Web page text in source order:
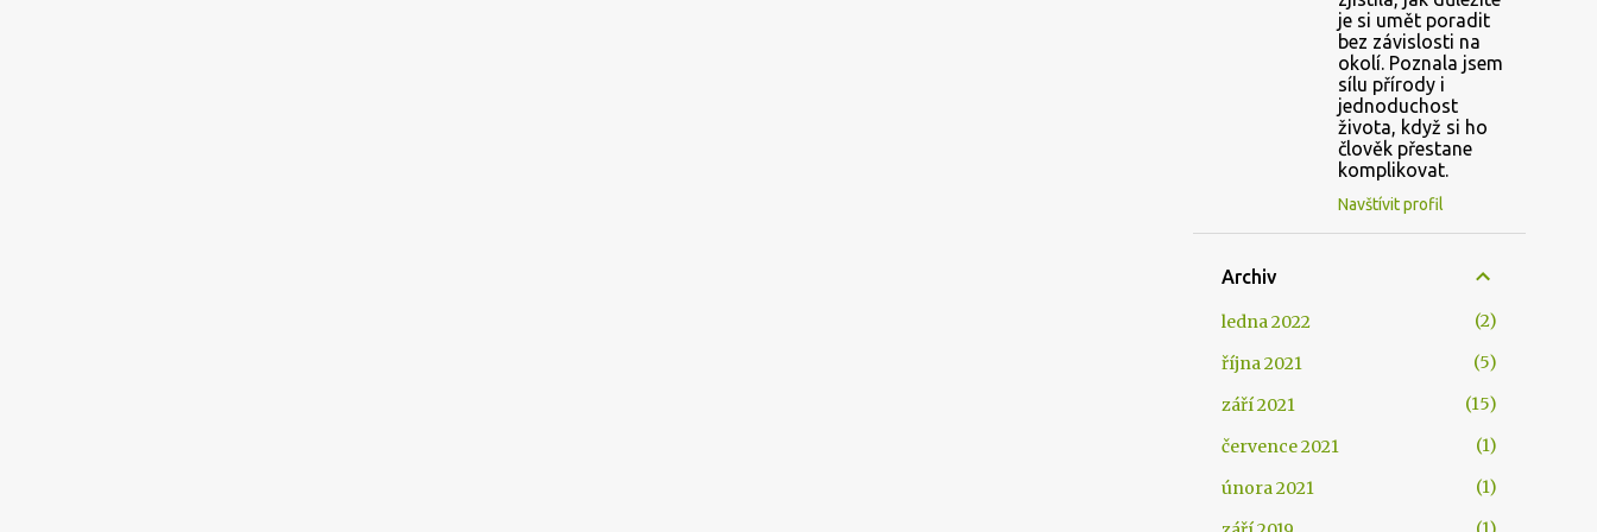
je si umět poradit
bez závislosti na
okolí. Poznala jsem
sílu přírody i
jednoduchost
života, když si ho
člověk přestane
komplikovat.
Navštívit profil
Archiv
ledna 2022
2
října 2021
5
září 2021
15
července 2021
1
února 2021
1